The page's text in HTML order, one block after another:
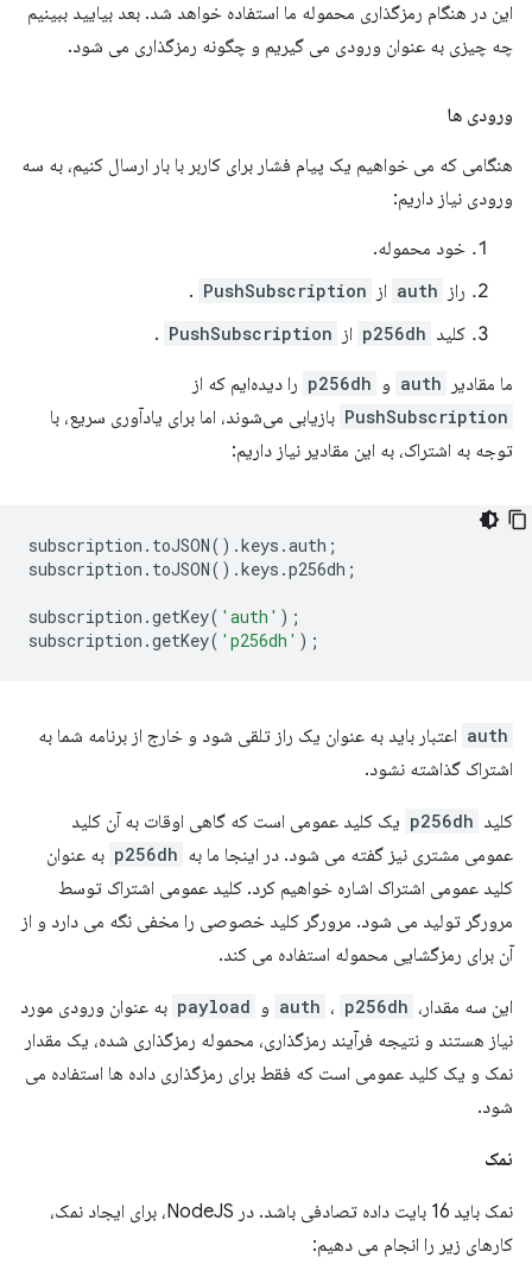
این در هنگام رمزگذاری محموله ما استفاده خواهد شد. بعد بیایید ببینیم
چه چیزی به عنوان ورودی می گیریم و چگونه رمزگذاری می شود.
ورودی ها
هنگامی که می خواهیم یک پیام فشار برای کاربر با بار ارسال کنیم، به سه
ورودی نیاز داریم:
خود محموله.
راز auth از PushSubscription
.
کلید p256dh از PushSubscription
.
ما مقادیر auth و p256dh را دیده‌ایم که از
PushSubscription بازیابی می‌شوند، اما برای یادآوری سریع، با
توجه به اشتراک، به این مقادیر نیاز داریم:
subscription . toJSON().keys .auth ;
subscription . toJSON().keys .p256dh ;
subscription .getKey( 'auth' );
subscription .getKey( 'p256dh' );
auth اعتبار باید به عنوان یک راز تلقی شود و خارج از برنامه شما به
اشتراک گذاشته نشود.
کلید p256dh یک کلید عمومی است که گاهی اوقات به آن کلید
عمومی مشتری نیز گفته می شود. در اینجا ما به p256dh به عنوان
کلید عمومی اشتراک اشاره خواهیم کرد. کلید عمومی اشتراک توسط
مرورگر تولید می شود. مرورگر کلید خصوصی را مخفی نگه می دارد و از
آن برای رمزگشایی محموله استفاده می کند.
این سه مقدار، auth ، p256dh و payload به عنوان ورودی مورد
نیاز هستند و نتیجه فرآیند رمزگذاری، محموله رمزگذاری شده، یک مقدار
نمک و یک کلید عمومی است که فقط برای رمزگذاری داده ها استفاده می
شود.
نمک
نمک باید 16 بایت داده تصادفی باشد. در NodeJS، برای ایجاد نمک،
کارهای زیر را انجام می دهیم: